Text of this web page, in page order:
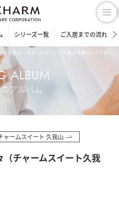
シリーズ一覧 ご入居までの流れ
ト 久我山 チャームスイート 久我山 の暮らしのアルバム
ALBUM
アルバム
ャームスイート 久我山
チャームスイート久我